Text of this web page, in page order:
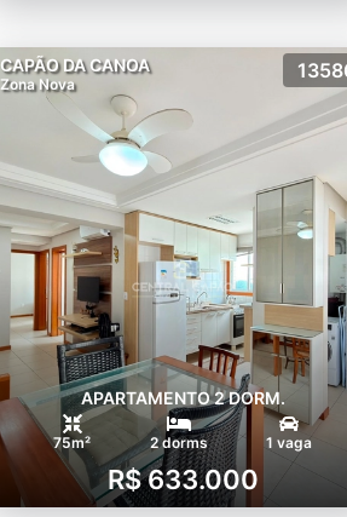
CAPÃO DA CANOA
Zona Nova
APARTAMENTO 2 DORM.
75m² 2 dorms 1 vaga
R$ 633.000